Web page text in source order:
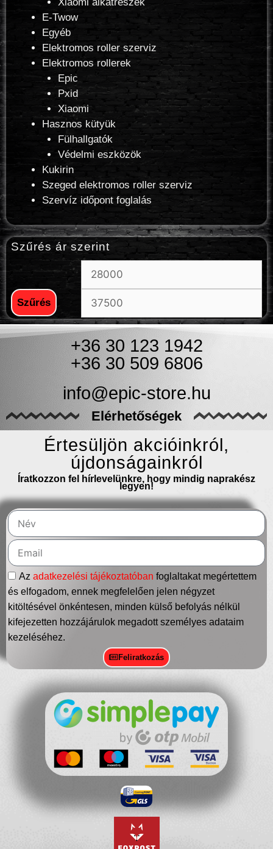
E-Twow
Egyéb
Elektromos roller szerviz
Elektromos rollerek
Epic
Pxid
Xiaomi
Hasznos kütyük
Fülhallgatók
Védelmi eszközök
Kukirin
Szeged elektromos roller szerviz
Szervíz időpont foglalás
Szűrés ár szerint
Szűrés
+36 30 123 1942
+36 30 509 6806
info@epic-store.hu
Elérhetőségek
Értesüljön akcióinkról,
újdonságainkról
Íratkozzon fel hírlevelünkre, hogy mindig naprakész
legyen!
Az adatkezelési tájékoztatóban foglaltakat megértettem
és elfogadom, ennek megfelelően jelen négyzet
kitöltésével önkéntesen, minden külső befolyás nélkül
kifejezetten hozzájárulok megadott személyes adataim
kezeléséhez.
Feliratkozás